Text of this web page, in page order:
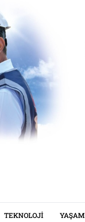
TEKNOLOJI YAŞAM